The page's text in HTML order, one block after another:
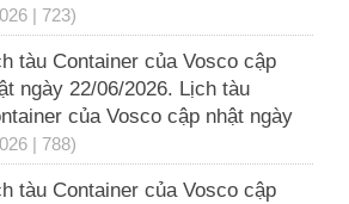
| 723)
tàu Container của Vosco cập
ngày 22/06/2026. Lịch tàu
của Vosco cập nhật ngày
| 788)
tàu Container của Vosco cập